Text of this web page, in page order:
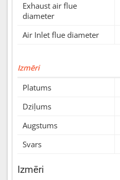
Exhaust air flue
diameter
Air Inlet flue diameter
Izmēri
Platums
Dziļums
Augstums
Svars
Izmēri